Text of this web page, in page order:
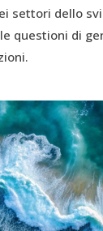
settori dello
questioni di